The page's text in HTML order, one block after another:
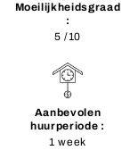
Moeilijkheidsgraad
:
5 /10
Aanbevolen
huurperiode :
1 week